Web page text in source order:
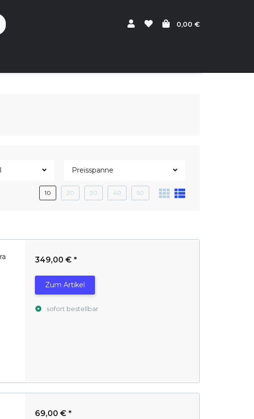
0,00 €
Preisspanne
10 20 30 40 50
349,00 € *
Zum Artikel
sofort bestellbar
69,00 € *